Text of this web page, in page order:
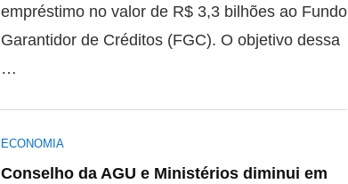
empréstimo no valor de R$ 3,3 bilhões ao Fundo
Garantidor de Créditos (FGC). O objetivo dessa
…
ECONOMIA
Conselho da AGU e Ministérios diminui em